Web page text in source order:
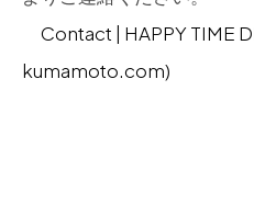
Contact | HAPPY TIME
kumamoto.com)